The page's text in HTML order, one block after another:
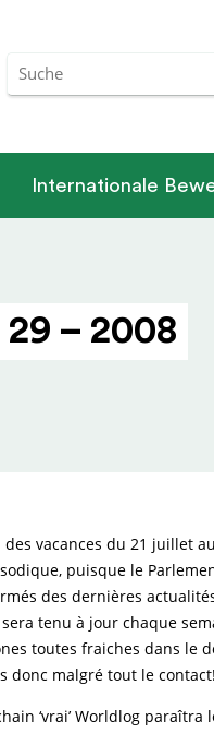
Internationale
– 2008
des vacances du 21 juillet
puisque le
des dernières
tenu à jour chaque
toutes fraiches dans le
donc malgré tout le contact!
‘vrai’ Worldlog paraîtra